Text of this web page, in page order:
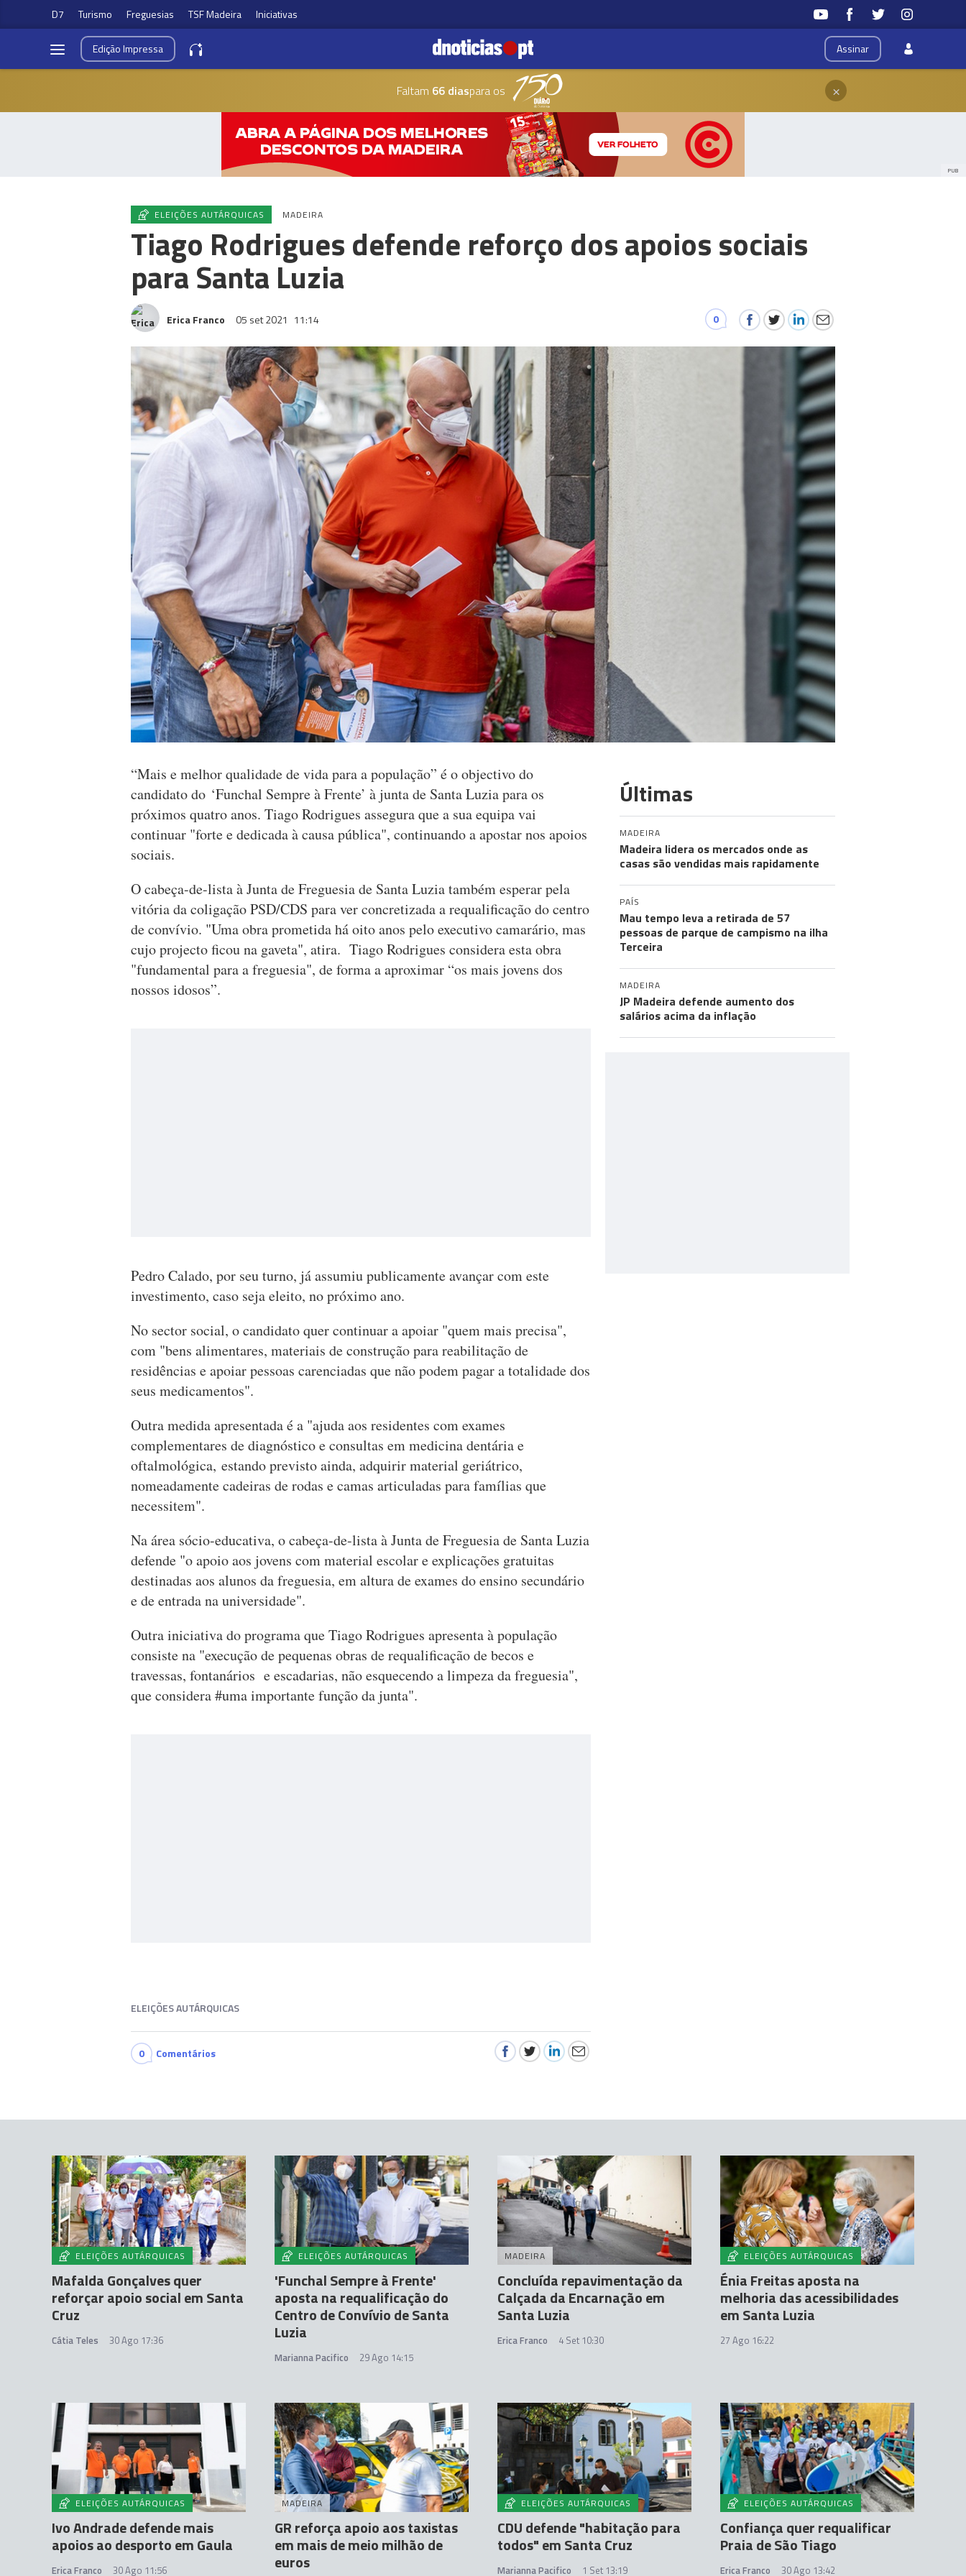
D7 Turismo Freguesias TSF Madeira Iniciativas
Assinar
EdiçãoImpressa
Faltam 66 diaspara os ×
PUB
ELEIÇÕES AUTÁRQUICAS MADEIRA
Tiago Rodrigues defende reforço dos apoios sociais
para Santa Luzia
Erica Franco 05 set 2021 11:14 0
“Mais e melhor qualidade de vida para a população” é o objectivo do
candidato do ‘Funchal Sempre à Frente’ à junta de Santa Luzia para os
próximos quatro anos. Tiago Rodrigues assegura que a sua equipa vai
continuar "forte e dedicada à causa pública", continuando a apostar nos apoios
sociais.
O cabeça-de-lista à Junta de Freguesia de Santa Luzia também esperar pela
vitória da coligação PSD/CDS para ver concretizada a requalificação do centro
de convívio. "Uma obra prometida há oito anos pelo executivo camarário, mas
cujo projecto ficou na gaveta", atira. Tiago Rodrigues considera esta obra
"fundamental para a freguesia", de forma a aproximar “os mais jovens dos
nossos idosos”.
Pedro Calado, por seu turno, já assumiu publicamente avançar com este
investimento, caso seja eleito, no próximo ano.
No sector social, o candidato quer continuar a apoiar "quem mais precisa",
com "bens alimentares, materiais de construção para reabilitação de
residências e apoiar pessoas carenciadas que não podem pagar a totalidade dos
seus medicamentos".
Outra medida apresentada é a "ajuda aos residentes com exames
complementares de diagnóstico e consultas em medicina dentária e
oftalmológica, estando previsto ainda, adquirir material geriátrico,
nomeadamente cadeiras de rodas e camas articuladas para famílias que
necessitem".
Na área sócio-educativa, o cabeça-de-lista à Junta de Freguesia de Santa Luzia
defende "o apoio aos jovens com material escolar e explicações gratuitas
destinadas aos alunos da freguesia, em altura de exames do ensino secundário
e de entrada na universidade".
Outra iniciativa do programa que Tiago Rodrigues apresenta à população
consiste na "execução de pequenas obras de requalificação de becos e
travessas, fontanários e escadarias, não esquecendo a limpeza da freguesia",
que considera #uma importante função da junta".
ELEIÇÕES AUTÁRQUICAS
0 Comentários
Últimas
MADEIRA
Madeira lidera os mercados onde as
casas são vendidas mais rapidamente
PAÍS
Mau tempo leva a retirada de 57
pessoas de parque de campismo na ilha
Terceira
MADEIRA
JP Madeira defende aumento dos
salários acima da inflação
ELEIÇÕES AUTÁRQUICAS
Mafalda Gonçalves quer
reforçar apoio social em Santa
Cruz
Cátia Teles 30 Ago 17:36
ELEIÇÕES AUTÁRQUICAS
'Funchal Sempre à Frente'
aposta na requalificação do
Centro de Convívio de Santa
Luzia
Marianna Pacifico 29 Ago 14:15
MADEIRA
Concluída repavimentação da
Calçada da Encarnação em
Santa Luzia
Erica Franco 4 Set 10:30
ELEIÇÕES AUTÁRQUICAS
Énia Freitas aposta na
melhoria das acessibilidades
em Santa Luzia
27 Ago 16:22
ELEIÇÕES AUTÁRQUICAS
Ivo Andrade defende mais
apoios ao desporto em Gaula
Erica Franco 30 Ago 11:56
MADEIRA
GR reforça apoio aos taxistas
em mais de meio milhão de
euros
ELEIÇÕES AUTÁRQUICAS
CDU defende "habitação para
todos" em Santa Cruz
Marianna Pacifico 1 Set 13:19
ELEIÇÕES AUTÁRQUICAS
Confiança quer requalificar
Praia de São Tiago
Erica Franco 30 Ago 13:42